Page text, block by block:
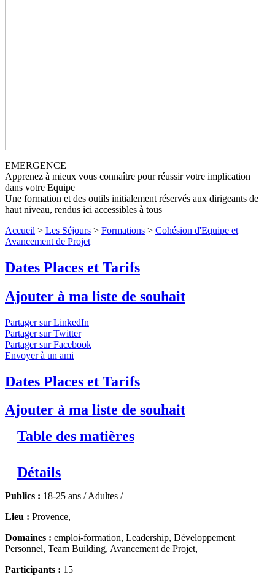
Cohésion d'Equipe et Avancement de
ProjetNiveau 4
Formation EMERGENCE : 3 jours puissants et efficaces, pour
mieux vous connaître et émerger dans le cadre de votre
organisme ou de votre projet
↓ Niveau 4
EMERGENCE
Apprenez à mieux vous connaître pour réussir votre implication
dans votre Equipe
Une formation et des outils initialement réservés aux dirigeants de
haut niveau, rendus ici accessibles à tous
Accueil > Les Séjours > Formations > Cohésion d'Equipe et
Avancement de Projet
Dates Places et Tarifs
Ajouter à ma liste de souhait
Partager sur LinkedIn
Partager sur Twitter
Partager sur Facebook
Envoyer à un ami
Dates Places et Tarifs
Ajouter à ma liste de souhait
Table des matières
Détails
Publics : 18-25 ans / Adultes /
Lieu : Provence,
Domaines : emploi-formation, Leadership, Développement
Personnel, Team Building, Avancement de Projet,
Participants : 15